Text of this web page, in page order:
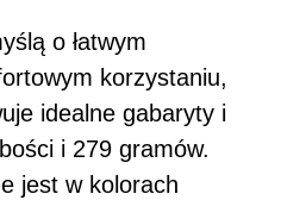
o łatwym
korzystaniu,
idealne gabaryty i
i 279 gramów.
jest w kolorach